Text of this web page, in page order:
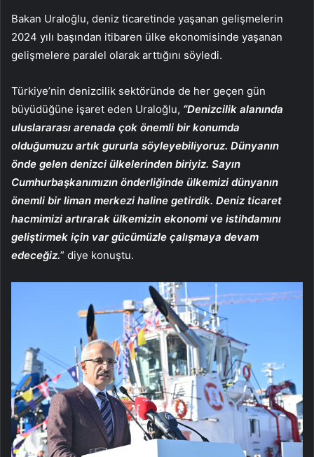
Bakan Uraloğlu, deniz ticaretinde yaşanan gelişmelerin
2024 yılı başından itibaren ülke ekonomisinde yaşanan
gelişmelere paralel olarak arttığını söyledi.
Türkiye’nin denizcilik sektöründe de her geçen gün
büyüdüğüne işaret eden Uraloğlu, “Denizcilik alanında
uluslararası arenada çok önemli bir konumda
olduğumuzu artık gururla söyleyebiliyoruz. Dünyanın
önde gelen denizci ülkelerinden biriyiz. Sayın
Cumhurbaşkanımızın önderliğinde ülkemizi dünyanın
önemli bir liman merkezi haline getirdik. Deniz ticaret
hacmimizi artırarak ülkemizin ekonomi ve istihdamını
geliştirmek için var gücümüzle çalışmaya devam
edeceğiz.” diye konuştu.